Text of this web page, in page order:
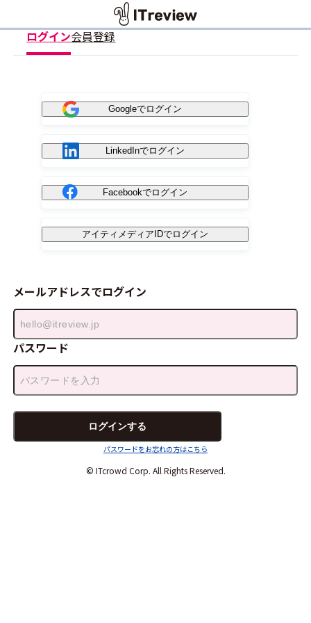
ログイン会員登録
Googleでログイン
LinkedInでログイン
Facebookでログイン
アイティメディアIDでログイン
メールアドレスでログイン
パスワード
パスワードをお忘れの方はこちら
© ITcrowd Corp. All Rights Reserved.